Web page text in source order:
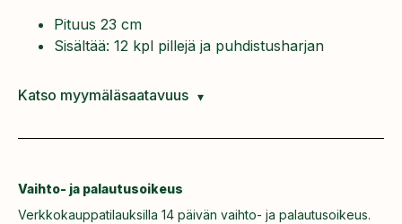
Pituus 23 cm
Sisältää: 12 kpl pillejä ja puhdistusharjan
Katso myymäläsaatavuus
Vaihto- ja palautusoikeus
Verkkokauppatilauksilla 14 päivän vaihto- ja palautusoikeus.